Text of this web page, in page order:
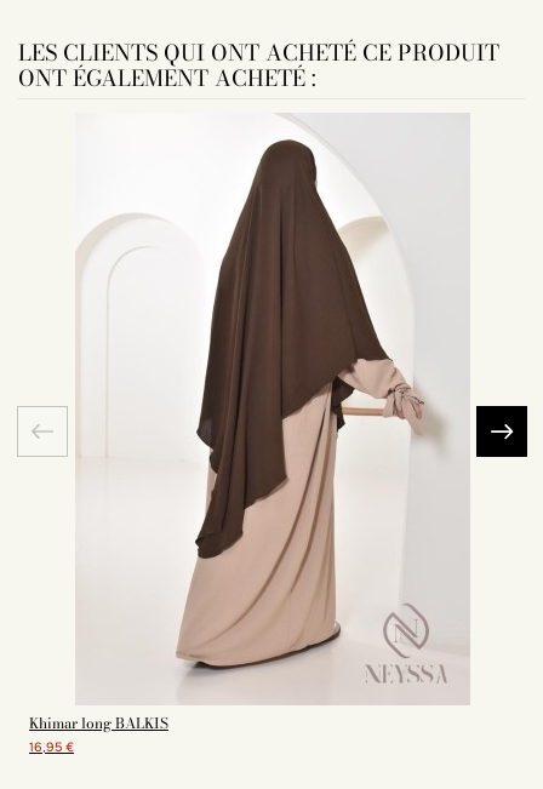
LES CLIENTS QUI ONT ACHETÉ CE PRODUIT
ONT ÉGALEMENT ACHETÉ :
Khimar long BALKIS
16,95 €